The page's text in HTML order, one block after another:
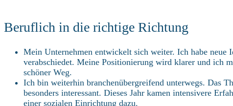
Beruflich in die richtige Richtung
Mein Unternehmen entwickelt sich weiter. Ich habe neue
verabschiedet. Meine Positionierung wird klarer und ich
schöner Weg.
Ich bin weiterhin branchenübergreifend unterwegs. Das
besonders interessant. Dieses Jahr kamen intensivere
einer sozialen Einrichtung dazu.